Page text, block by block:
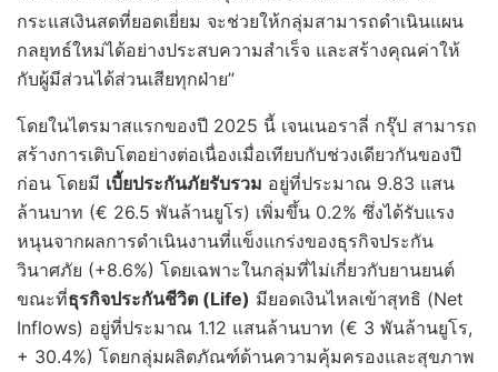
กระแสเงินสดที่ยอดเยี่ยม จะช่วยให้กลุ่มสามารถดำเนินแผน
กลยุทธ์ใหม่ได้อย่างประสบความสำเร็จ และสร้างคุณค่าให้
กับผู้มีส่วนได้ส่วนเสียทุกฝ่าย”
โดยในไตรมาสแรกของปี 2025 นี้ เจนเนอราลี่ กรุ๊ป สามารถ
สร้างการเติบโตอย่างต่อเนื่องเมื่อเทียบกับช่วงเดียวกันของปี
ก่อน โดยมี เบี้ยประกันภัยรับรวม อยู่ที่ประมาณ 9.83 แสน
ล้านบาท (€ 26.5 พันล้านยูโร) เพิ่มขึ้น 0.2% ซึ่งได้รับแรง
หนุนจากผลการดำเนินงานที่แข็งแกร่งของธุรกิจประกัน
วินาศภัย (+8.6%) โดยเฉพาะในกลุ่มที่ไม่เกี่ยวกับยานยนต์
ขณะที่ธุรกิจประกันชีวิต (Life) มียอดเงินไหลเข้าสุทธิ (Net
Inflows) อยู่ที่ประมาณ 1.12 แสนล้านบาท (€ 3 พันล้านยูโร,
+ 30.4%) โดยกลุ่มผลิตภัณฑ์ด้านความคุ้มครองและสุขภาพ